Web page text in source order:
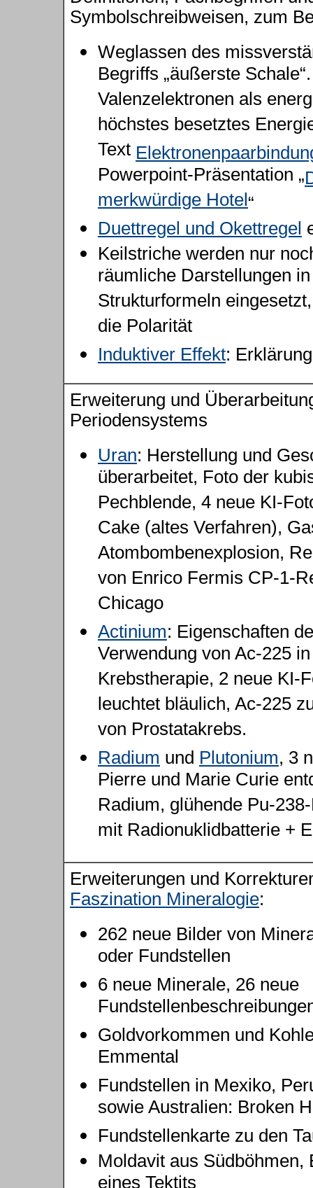
Symbolschreibweisen, zum
Weglassen des
Begriffs „äußerste
Valenzelektronen als
höchstes besetztes
Text
Powerpoint-Präsentation „
merkwürdige Hotel“
Duettregel und Okettregel
Keilstriche werden nur
räumliche Darstellungen in
Strukturformeln
die Polarität
Induktiver Effekt:
Erweiterung und
Periodensystems
Uran: Herstellung und
überarbeitet, Foto der
Pechblende, 4 neue KI-
Cake (altes Verfahren),
Atombombenexplosion,
von Enrico Fermis CP-1-
Chicago
Actinium: Eigenschaften
Verwendung von Ac-225
Krebstherapie, 2 neue KI-
leuchtet bläulich, Ac-225
von Prostatakrebs.
Radium und Plutonium, 3
Pierre und Marie Curie
Radium, glühende Pu-
mit Radionuklidbatterie +
Erweiterungen und
Faszination Mineralogie:
262 neue Bilder von
oder Fundstellen
6 neue Minerale, 26 neue
Goldvorkommen und
Emmental
Fundstellen in Mexiko,
sowie Australien: Broken
Fundstellenkarte zu den
Moldavit aus Südböhmen,